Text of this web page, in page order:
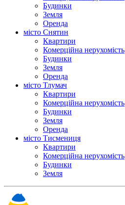
Будинки
Земля
Оренда
місто Снятин
Квартири
Комерційна нерухомість
Будинки
Земля
Оренда
місто Тлумач
Квартири
Комерційна нерухомість
Будинки
Земля
Оренда
місто Тисмениця
Квартири
Комерційна нерухомість
Будинки
Земля